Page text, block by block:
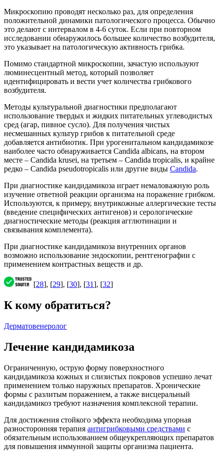
Микроскопию проводят несколько раз, для определения
положительной динамики патологического процесса. Обычно
это делают с интервалом в 4-6 суток. Если при повторном
исследовании обнаружилось большее количество возбудителя,
это указывает на патологическую активность грибка.
Помимо стандартной микроскопии, зачастую используют
люминесцентный метод, который позволяет
идентифицировать и вести учет количества грибкового
возбудителя.
Методы культуральной диагностики предполагают
использование твердых и жидких питательных углеводистых
сред (агар, пивное сусло). Для получения чистых
несмешанных культур грибов к питательной среде
добавляется антибиотик. При урогенитальном кандидамикозе
наиболее часто обнаруживается Candida albicans, на втором
месте – Candida krusei, на третьем – Candida tropicalis, и крайне
редко – Candida pseudotropicalis или другие виды Candida.
При диагностике кандидамикоза играет немаловажную роль
изучение ответной реакции организма на поражение грибком.
Используются, к примеру, внутрикожные аллергические тесты
(введение специфических антигенов) и серологические
диагностические методы (реакция агглютинации и
связывания комплемента).
При диагностике кандидамикоза внутренних органов
возможно использование эндоскопии, рентгенографии с
применением контрастных веществ и др.
[28], [29], [30], [31], [32]
К кому обратиться?
Дерматовенеролог
Лечение кандидамикоза
Ограниченную, острую форму поверхностного
кандидамикоза кожных и слизистых покровов успешно лечат
применением только наружных препаратов. Хронические
формы с разлитым поражением, а также висцеральный
кандидамикоз требуют назначения комплексной терапии.
Для достижения стойкого эффекта необходима упорная
разносторонняя терапия антигрибковыми средствами с
обязательным использованием общеукрепляющих препаратов
для повышения иммунной защиты организма пациента.